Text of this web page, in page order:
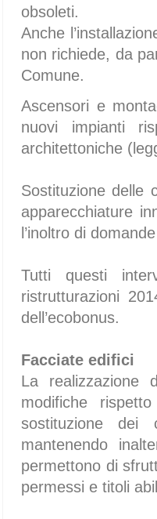
obsoleti.
Anche
non richiede, da
Comune.
Ascensori e
nuovi impianti
architettoniche
Sostituzione delle
apparecchiature
l’inoltro di
Tutti questi
ristrutturazioni
dell’ecobonus.
Facciate edifici
La realizzazione
modifiche
sostituzione dei
mantenendo
permettono di
permessi e titoli